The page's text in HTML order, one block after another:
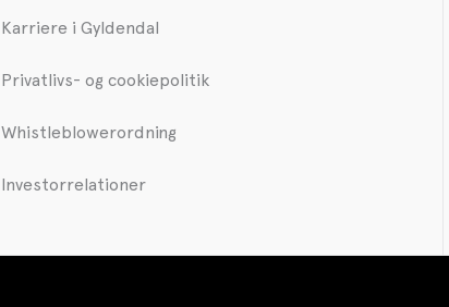
Karriere i Gyldendal
Privatlivs- og cookiepolitik
Whistleblowerordning
Investorrelationer